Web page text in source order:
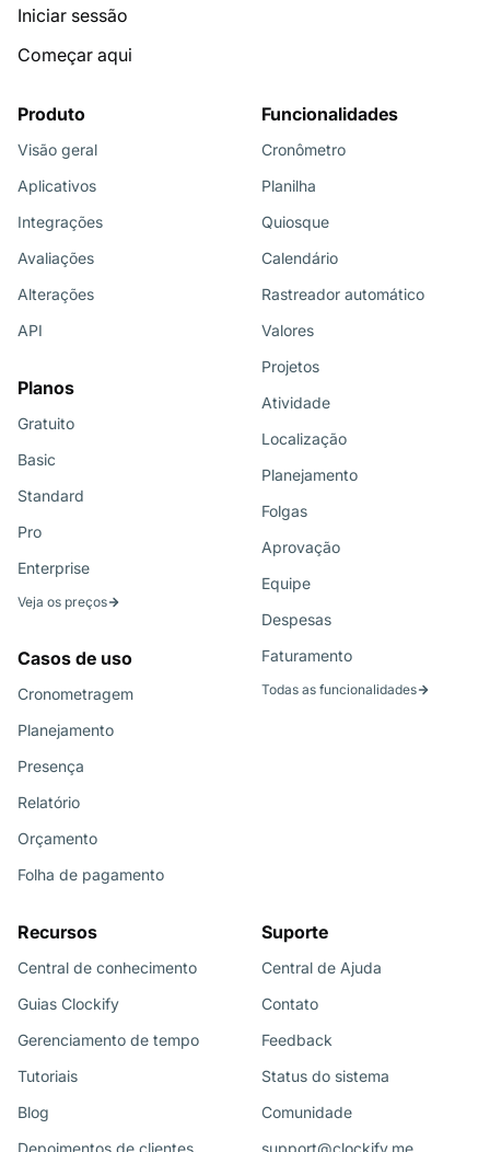
Iniciar sessão
Começar aqui
Produto
Visão geral
Aplicativos
Integrações
Avaliações
Alterações
API
Planos
Gratuito
Basic
Standard
Pro
Enterprise
Veja os preços
Casos de uso
Cronometragem
Planejamento
Presença
Relatório
Orçamento
Folha de pagamento
Funcionalidades
Cronômetro
Planilha
Quiosque
Calendário
Rastreador automático
Valores
Projetos
Atividade
Localização
Planejamento
Folgas
Aprovação
Equipe
Despesas
Faturamento
Todas as funcionalidades
Recursos
Central de conhecimento
Guias Clockify
Gerenciamento de tempo
Tutoriais
Blog
Depoimentos de clientes
Suporte
Central de Ajuda
Contato
Feedback
Status do sistema
Comunidade
support@clockify.me